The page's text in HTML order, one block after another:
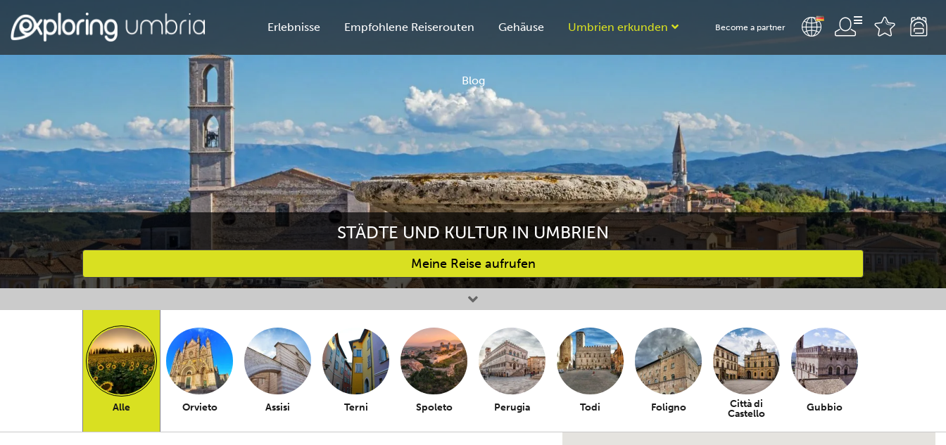
Erlebnisse Empfohlene Reiserouten Gehäuse Umbrien erkunden
Blog
Become a partner
STÄDTE UND KULTUR IN UMBRIEN
Meine Reise aufrufen
Bevorzugte Aktivitäten
Alle Orvieto Assisi Terni Spoleto Perugia Todi Foligno
Città di
Castello
Gubbio